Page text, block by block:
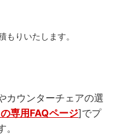
もりいたします。
カウンターチェアの選
専用FAQページ]でプ